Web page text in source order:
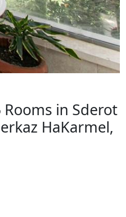
in Sderot
HaKarmel,